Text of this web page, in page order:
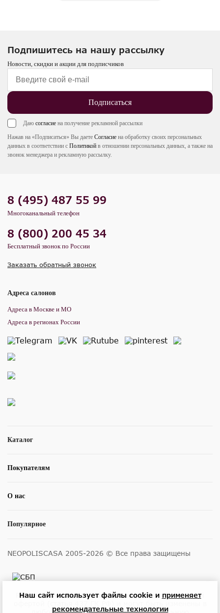
Подпишитесь на нашу рассылку
Новости, скидки и акции для подписчиков
Подписаться
Даю согласие на получение рекламной рассылки
Нажав на «Подписаться» Вы даете Согласие на обработку своих персональных
данных в соответствии с Политикой в отношении персональных данных, а также на
звонок менеджера и рекламную рассылку.
Каталог
Покупателям
О нас
Популярное
8 (495) 487 55 99
Многоканальный телефон
8 (800) 200 45 34
Бесплатный звонок по России
Заказать обратный звонок
Адреса салонов
Адреса в Москве и МО
Адреса в регионах России
NEOPOLISCASA 2005-2026 © Все права защищены
Размещенные на сайте цены не являются публичной
Наш сайт использует файлы cookie и применяет
рекомендательные технологии